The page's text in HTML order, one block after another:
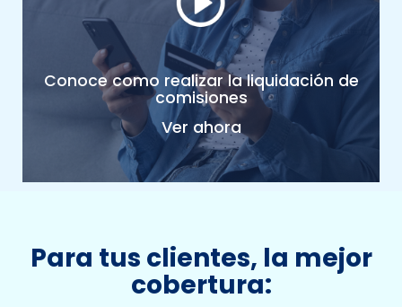
Conoce como realizar la liquidación de
comisiones
Ver ahora
Para tus clientes, la mejor
cobertura: